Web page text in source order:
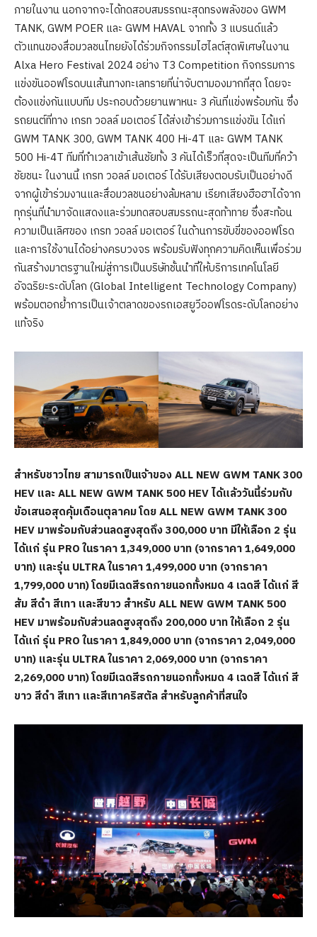
ภายในงาน นอกจากจะได้ทดสอบสมรรถนะสุดทรงพลังของ GWM
TANK, GWM POER และ GWM HAVAL จากทั้ง 3 แบรนด์แล้ว
ตัวแทนของสื่อมวลชนไทยยังได้ร่วมกิจกรรมไฮไลต์สุดพิเศษในงาน
Alxa Hero Festival 2024 อย่าง T3 Competition กิจกรรมการ
แข่งขันออฟโรดบนเส้นทางทะเลทรายที่น่าจับตามองมากที่สุด โดยจะ
ต้องแข่งกันแบบทีม ประกอบด้วยยานพาหนะ 3 คันที่แข่งพร้อมกัน ซึ่ง
รถยนต์ที่ทาง เกรท วอลล์ มอเตอร์ ได้ส่งเข้าร่วมการแข่งขัน ได้แก่
GWM TANK 300, GWM TANK 400 Hi-4T และ GWM TANK
500 Hi-4T ทีมที่ทำเวลาเข้าเส้นชัยทั้ง 3 คันได้เร็วที่สุดจะเป็นทีมที่คว้า
ชัยชนะ ในงานนี้ เกรท วอลล์ มอเตอร์ ได้รับเสียงตอบรับเป็นอย่างดี
จากผู้เข้าร่วมงานและสื่อมวลชนอย่างล้มหลาม เรียกเสียงฮือฮาได้จาก
ทุกรุ่นที่นำมาจัดแสดงและร่วมทดสอบสมรรถนะสุดท้าทาย ซึ่งสะท้อน
ความเป็นเลิศของ เกรท วอลล์ มอเตอร์ ในด้านการขับขี่ของออฟโรด
และการใช้งานได้อย่างครบวงจร พร้อมรับฟังทุกความคิดเห็นเพื่อร่วม
กันสร้างมาตรฐานใหม่สู่การเป็นบริษัทชั้นนำที่ให้บริการเทคโนโลยี
อัจฉริยะระดับโลก (Global Intelligent Technology Company)
พร้อมตอกย้ำการเป็นเจ้าตลาดของรถเอสยูวีออฟโรดระดับโลกอย่าง
แท้จริง
สำหรับชาวไทย สามารถเป็นเจ้าของALL NEW GWM TANK 300
HEV และ ALL NEW GWM TANK 500 HEV ได้แล้ววันนี้ร่วมกับ
ข้อเสนอสุดคุ้มเดือนตุลาคม โดย ALL NEW GWM TANK 300
HEV มาพร้อมกับส่วนลดสูงสุดถึง 300,000 บาท มีให้เลือก 2 รุ่น
ได้แก่ รุ่น PRO ในราคา 1,349,000 บาท (จากราคา 1,649,000
บาท) และรุ่น ULTRA ในราคา 1,499,000 บาท (จากราคา
1,799,000 บาท) โดยมีเฉดสีรถภายนอกทั้งหมด 4 เฉดสี ได้แก่ สี
ส้ม สีดำ สีเทา และสีขาว สำหรับ ALL NEW GWM TANK 500
HEV มาพร้อมกับส่วนลดสูงสุดถึง 200,000 บาท ให้เลือก 2 รุ่น
ได้แก่ รุ่น PRO ในราคา 1,849,000 บาท (จากราคา 2,049,000
บาท) และรุ่น ULTRA ในราคา 2,069,000 บาท (จากราคา
2,269,000 บาท) โดยมีเฉดสีรถภายนอกทั้งหมด 4 เฉดสี ได้แก่ สี
ขาว สีดำ สีเทา และสีเทาคริสตัล สำหรับลูกค้าที่สนใจ